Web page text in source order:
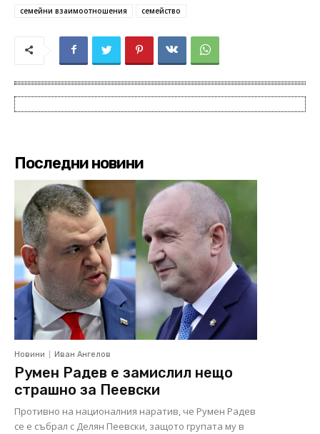
семейни взаимоотношения
семейство
Последни новини
Новини Иван Ангелов
Румен Радев е замислил нещо
страшно за Пеевски
Противно на националния наратив, че Румен Радев
се е събрал с Делян Пеевски, защото групата му в